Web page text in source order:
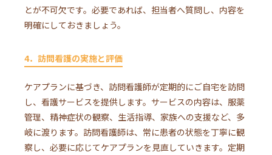
とが不可欠です。必要であれば、担当者へ質問し、内容を
明確にしておきましょう。
4．訪問看護の実施と評価
ケアプランに基づき、訪問看護師が定期的にご自宅を訪問
し、看護サービスを提供します。サービスの内容は、服薬
管理、精神症状の観察、生活指導、家族への支援など、多
岐に渡ります。訪問看護師は、常に患者の状態を丁寧に観
察し、必要に応じてケアプランを見直していきます。定期